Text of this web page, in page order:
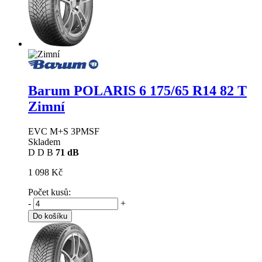
Barum POLARIS 6 175/65 R14 82 T
Zimní
EVC M+S 3PMSF
Skladem
D D B 71 dB
1 098 Kč
Počet kusů:
-
+
Do košíku